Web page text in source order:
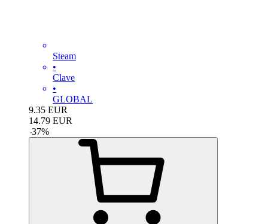
Steam
•
Clave
•
GLOBAL
9.35 EUR
14.79 EUR
-37%